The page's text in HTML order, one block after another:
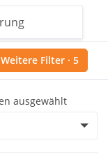
Weitere Filter · 5
ausgewählt